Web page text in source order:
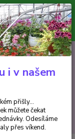
je 300 Kč.
můžete čekat
Objednávky
Hledat
0ks
za0 Kč
i v našem
přišly...
můžete čekat
Odesíláme
přes víkend.